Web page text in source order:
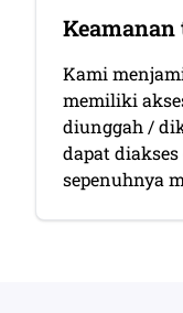
Kami
memiliki
diunggah /
dapat
sepenuhnya